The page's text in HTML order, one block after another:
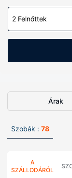
2 Felnőttek
Árak
Szobák : 78
A
SZÁLLODÁRÓL